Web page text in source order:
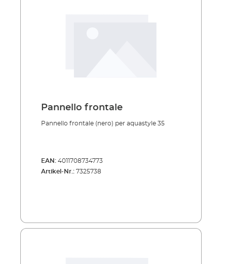
Pannello frontale
Pannello frontale (nero) per aquastyle 35
EAN: 4011708734773
Artikel-Nr.: 7325738